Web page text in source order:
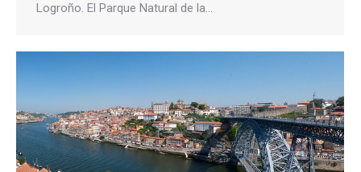
Logroño. El Parque Natural de la…